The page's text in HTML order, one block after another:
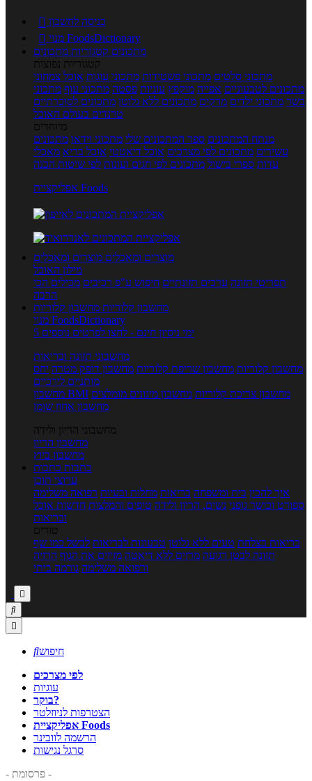
 כניסה לחשבון

מנוי FoodsDictionary
מתכונים קטגוריות מתכונים
קטגוריות נפוצות
מתכוני סלטים מתכוני פשטידות מתכוני עוגות אוכל צמחוני
מתכונים לטבעוניים אפייה מוקפץ עוגיות פסטה מתכוני עוף מתכוני
בשר מתכוני ילדים מרקים מתכונים ללא גלוטן מתכונים לסוכרתיים
טרנדים בעולם האוכל
מיוחדים
מנתח המתכונים ספר המתכונים שלי מתכוני וידאו מתכונים
עשירים מתכונים לפי מצרכים אוכל דיאטטי אוכל בריא מאכלי
עדות ספרי בישול מתכונים לפי חגים ועונות לפי שיטות הכנה
אפליקציית Foods
מוצרים ומאכלים מוצרים ומאכלים
מילון האוכל
תפריטי תזונה ערכים תזונתיים חיפוש ע"פ רכיבים מכילים הכי
הרבה
מחשבון קלוריות מחשבון קלוריות
מנוי FoodsDictionary
5 ימי ניסיון חינם - לחצו לפרטים נוספים
מחשבוני תזונה ובריאות
מחשבון קלוריות מחשבון שריפת קלוריות מחשבון דופק מטרה יחס
מותניים לירכיים
מחשבון BMI
מחשבון צריכת קלוריות מחשבון מינונים מומלצים
מחשבון אחוז שומן
מחשבוני הריון ולידה
מחשבון הריון
מחשבון ביוץ
כתבות כתבות
ערוצי תוכן
איך להכין בית ומשפחה בריאות מחלות ובעיות רפואה משלימה
ספורט וכושר גופני נשים, הריון ולידה טיפים והמלצות חדשות אוכל
ובריאות
טורים
בריאות בצלחת טעים ללא גלוטן טבעונות לבריאות לבשל כמו שף
תזונה לבטן רגועה מרזים ללא דיאטה מזיזים את הגוף הרזיה
ורפואה משלימה גורמה ביתי



חיפוש
לפי מצרכים
עוגיות
בוקר?
הצטרפות לניוזלטר
אפליקציית Foods
הרשמה לוובינר
סרגל נגישות
- פרסומת -